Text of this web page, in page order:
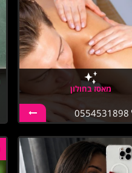
מאסז בחולון